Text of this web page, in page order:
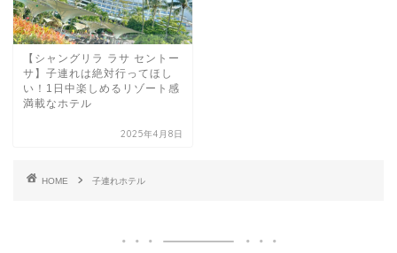
【シャングリラ ラサ セントー
サ】子連れは絶対行ってほし
い！1日中楽しめるリゾート感
満載なホテル
2025年4月8日
HOME 子連れホテル